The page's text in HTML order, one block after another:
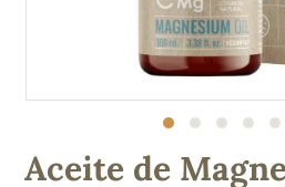
Aceite de